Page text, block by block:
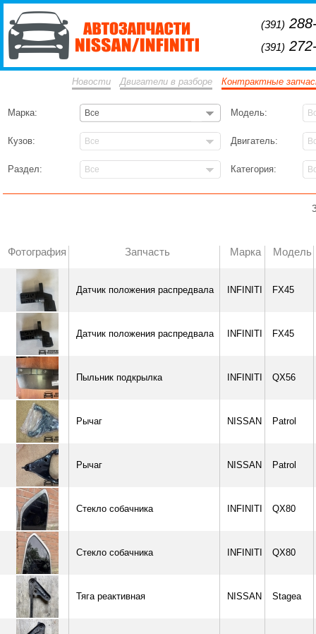
(391)
(391)
Новости Двигатели в разборе Контрактные
Марка: Все Модель:
Кузов: Все Двигатель:
Раздел: Все Категория:
Фотография Запчасть Марка Модель
Датчик положения распредвала INFINITI FX45
Датчик положения распредвала INFINITI FX45
Пыльник подкрылка INFINITI QX56
Рычаг NISSAN Patrol
Рычаг NISSAN Patrol
Стекло собачника INFINITI QX80
Стекло собачника INFINITI QX80
Тяга реактивная NISSAN Stagea